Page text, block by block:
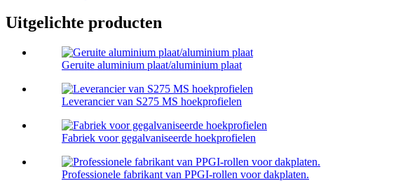
Uitgelichte producten
Geruite aluminium plaat/aluminium plaat
Leverancier van S275 MS hoekprofielen
Fabriek voor gegalvaniseerde hoekprofielen
Professionele fabrikant van PPGI-rollen voor dakplaten.